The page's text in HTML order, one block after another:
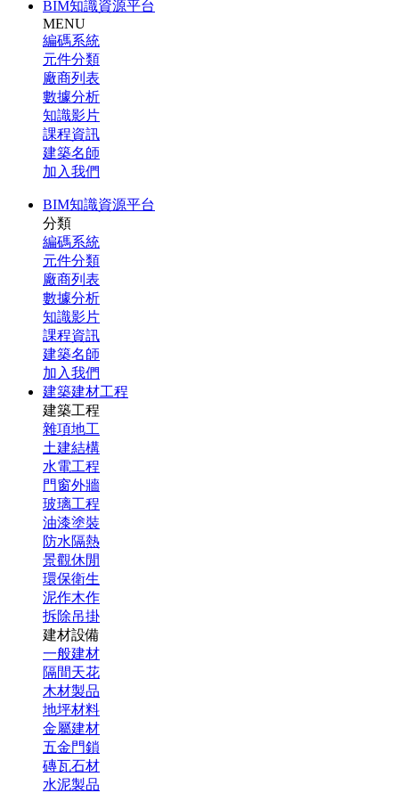
BIM知識資源平台
MENU
編碼系統
元件分類
廠商列表
數據分析
知識影片
課程資訊
建築名師
加入我們
BIM知識資源平台
分類
編碼系統
元件分類
廠商列表
數據分析
知識影片
課程資訊
建築名師
加入我們
建築建材工程
建築工程
雜項地工
土建結構
水電工程
門窗外牆
玻璃工程
油漆塗裝
防水隔熱
景觀休閒
環保衛生
泥作木作
拆除吊掛
建材設備
一般建材
隔間天花
木材製品
地坪材料
金屬建材
五金門鎖
磚瓦石材
水泥製品